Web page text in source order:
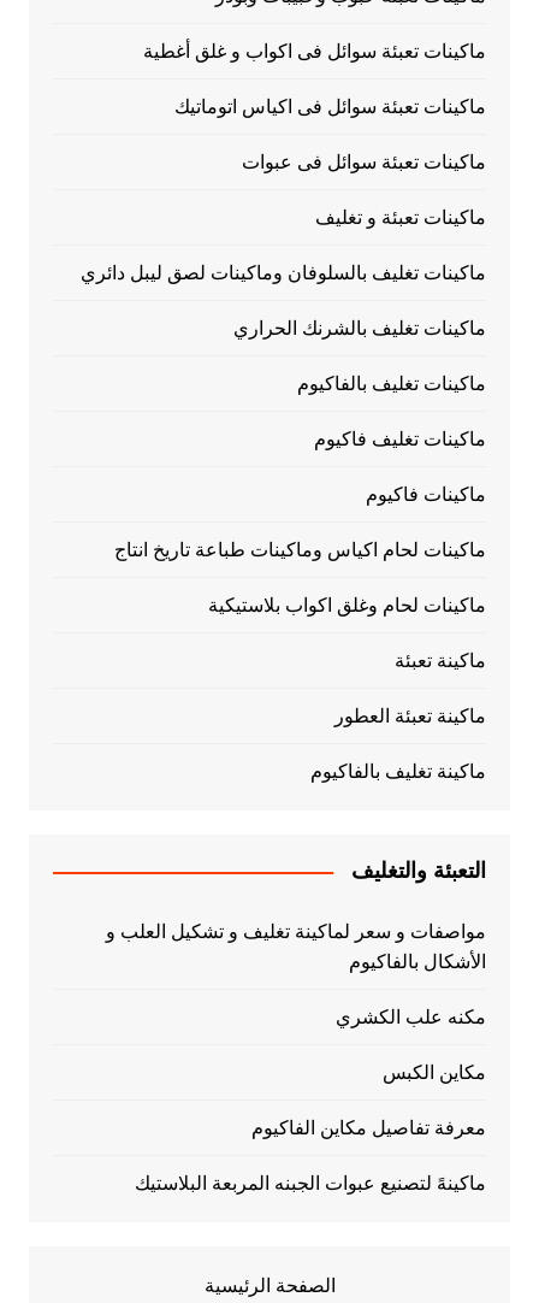
ماكينات تعبئة سوائل فى اكواب و غلق أغطية
ماكينات تعبئة سوائل فى اكياس اتوماتيك
ماكينات تعبئة سوائل فى عبوات
ماكينات تعبئة و تغليف
ماكينات تغليف بالسلوفان وماكينات لصق ليبل دائري
ماكينات تغليف بالشرنك الحراري
ماكينات تغليف بالفاكيوم
ماكينات تغليف فاكيوم
ماكينات فاكيوم
ماكينات لحام اكياس وماكينات طباعة تاريخ انتاج
ماكينات لحام وغلق اكواب بلاستيكية
ماكينة تعبئة
ماكينة تعبئة العطور
ماكينة تغليف بالفاكيوم
التعبئة والتغليف
مواصفات و سعر لماكينة تغليف و تشكيل العلب و
الأشكال بالفاكيوم
مكنه علب الكشري
مكاين الكبس
معرفة تفاصيل مكاين الفاكيوم
ماكينهً لتصنيع عبوات الجبنه المربعة البلاستيك
الصفحة الرئيسية